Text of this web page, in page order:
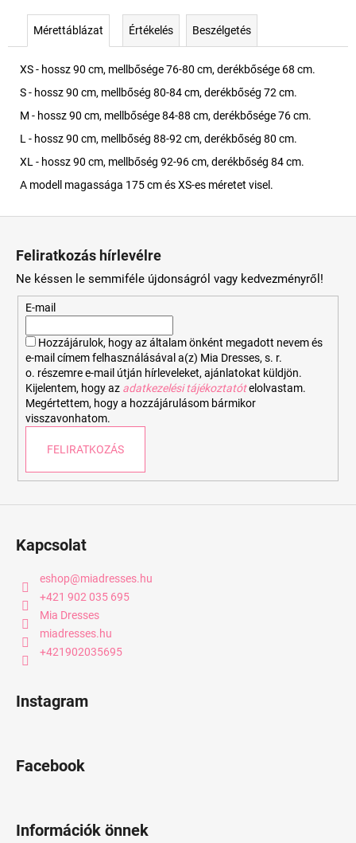
Mérettáblázat Értékelés Beszélgetés
XS - hossz 90 cm, mellbősége 76-80 cm, derékbősége 68 cm.
S - hossz 90 cm, mellbőség 80-84 cm, derékbőség 72 cm.
M - hossz 90 cm, mellbősége 84-88 cm, derékbősége 76 cm.
L - hossz 90 cm, mellbőség 88-92 cm, derékbőség 80 cm.
XL - hossz 90 cm, mellbőség 92-96 cm, derékbőség 84 cm.
A modell magassága 175 cm és XS-es méretet visel.
Feliratkozás hírlevélre
Ne késsen le semmiféle újdonságról vagy kedvezményről!
E-mail
Hozzájárulok, hogy az általam önként megadott nevem és
e-mail címem felhasználásával a(z) Mia Dresses, s. r.
o. részemre e-mail útján hírleveleket, ajánlatokat küldjön.
Kijelentem, hogy az adatkezelési tájékoztatót elolvastam.
Megértettem, hogy a hozzájárulásom bármikor
visszavonhatom.
FELIRATKOZÁS
Kapcsolat
eshop@miadresses.hu
+421 902 035 695
Mia Dresses
miadresses.hu
+421902035695
Instagram
Facebook
Információk önnek